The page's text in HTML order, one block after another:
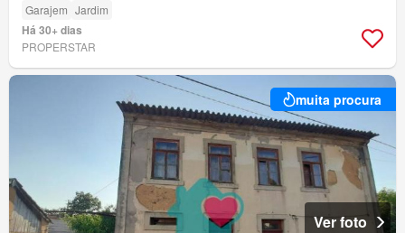
Garajem Jardim
Há 30+ dias
PROPERSTAR
muita procura
Ver foto